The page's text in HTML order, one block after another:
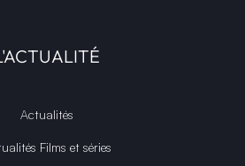
Actualités
Films et séries